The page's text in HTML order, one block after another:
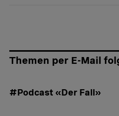
Themen per E-Mail
#Podcast «Der Fall»